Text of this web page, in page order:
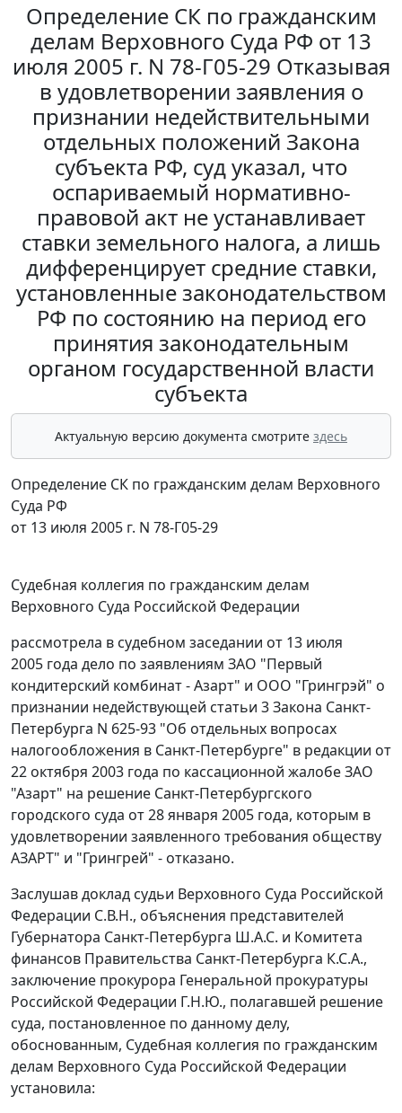
Определение СК по гражданским
делам Верховного Суда РФ от 13
июля 2005 г. N 78-Г05-29 Отказывая
в удовлетворении заявления о
признании недействительными
отдельных положений Закона
субъекта РФ, суд указал, что
оспариваемый нормативно-
правовой акт не устанавливает
ставки земельного налога, а лишь
дифференцирует средние ставки,
установленные законодательством
РФ по состоянию на период его
принятия законодательным
органом государственной власти
субъекта
Актуальную версию документа смотрите здесь
Определение СК по гражданским делам Верховного
Суда РФ
от 13 июля 2005 г. N 78-Г05-29
Судебная коллегия по гражданским делам
Верховного Суда Российской Федерации
рассмотрела в судебном заседании от 13 июля
2005 года дело по заявлениям ЗАО "Первый
кондитерский комбинат - Азарт" и ООО "Грингрэй" о
признании недействующей статьи 3Закона Санкт-
Петербурга N 625-93 "Об отдельных вопросах
налогообложения в Санкт-Петербурге" в редакции от
22 октября 2003 года по кассационной жалобе ЗАО
"Азарт" на решение Санкт-Петербургского
городского суда от 28 января 2005 года, которым в
удовлетворении заявленного требования обществу
АЗАРТ" и "Грингрей" - отказано.
Заслушав доклад судьи Верховного Суда Российской
Федерации С.В.Н., объяснения представителей
Губернатора Санкт-Петербурга Ш.А.С. и Комитета
финансов Правительства Санкт-Петербурга К.С.А.,
заключение прокурора Генеральной прокуратуры
Российской Федерации Г.Н.Ю., полагавшей решение
суда, постановленное по данному делу,
обоснованным, Судебная коллегия по гражданским
делам Верховного Суда Российской Федерации
установила: